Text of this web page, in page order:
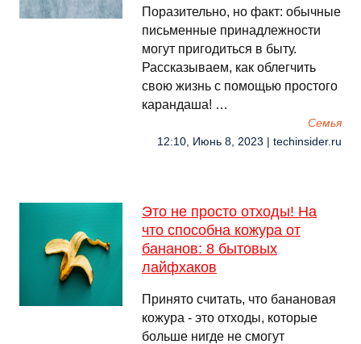
Поразительно, но факт: обычные
письменные принадлежности
могут пригодиться в быту.
Рассказываем, как облегчить
свою жизнь с помощью простого
карандаша! …
Семья
12:10, Июнь 8, 2023 | techinsider.ru
Это не просто отходы! На
что способна кожура от
бананов: 8 бытовых
лайфхаков
Принято считать, что банановая
кожура - это отходы, которые
больше нигде не смогут